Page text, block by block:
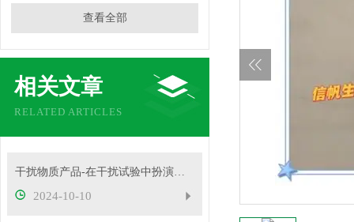
查看全部
相关文章
RELATED ARTICLES
干扰物质产品-在干扰试验中扮演着重要角色
2024-10-10